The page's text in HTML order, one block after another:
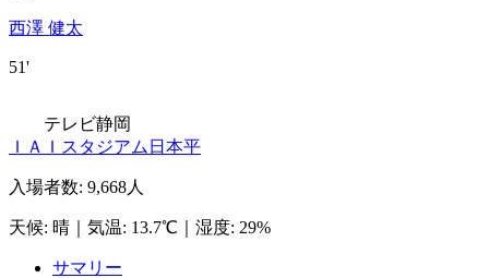
西澤 健太
51'
テレビ静岡
ＩＡＩスタジアム日本平
入場者数: 9,668人
天候: 晴 気温: 13.7℃ 湿度: 29%
サマリー